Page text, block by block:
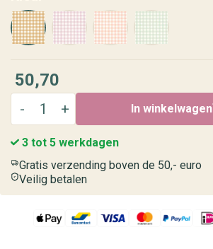
50,70
In winkelwagen
3 tot 5 werkdagen
Gratis verzending boven de 50,- euro
Veilig betalen